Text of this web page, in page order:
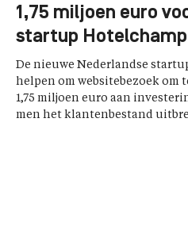
1,75 miljoen euro
startup Hotelchamp
De nieuwe Nederlandse
helpen om websitebezoek
1,75 miljoen euro aan
men het klantenbestand